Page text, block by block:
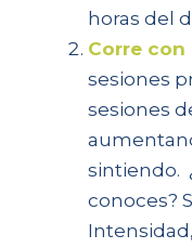
horas del
Corre con
sesiones
sesiones
sintiendo.
conoces?